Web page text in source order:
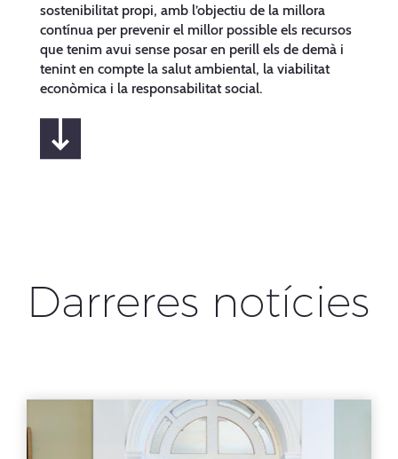
sostenibilitat propi, amb l’objectiu de la millora
contínua per prevenir el millor possible els recursos
que tenim avui sense posar en perill els de demà i
tenint en compte la salut ambiental, la viabilitat
econòmica i la responsabilitat social.
Darreres notícies